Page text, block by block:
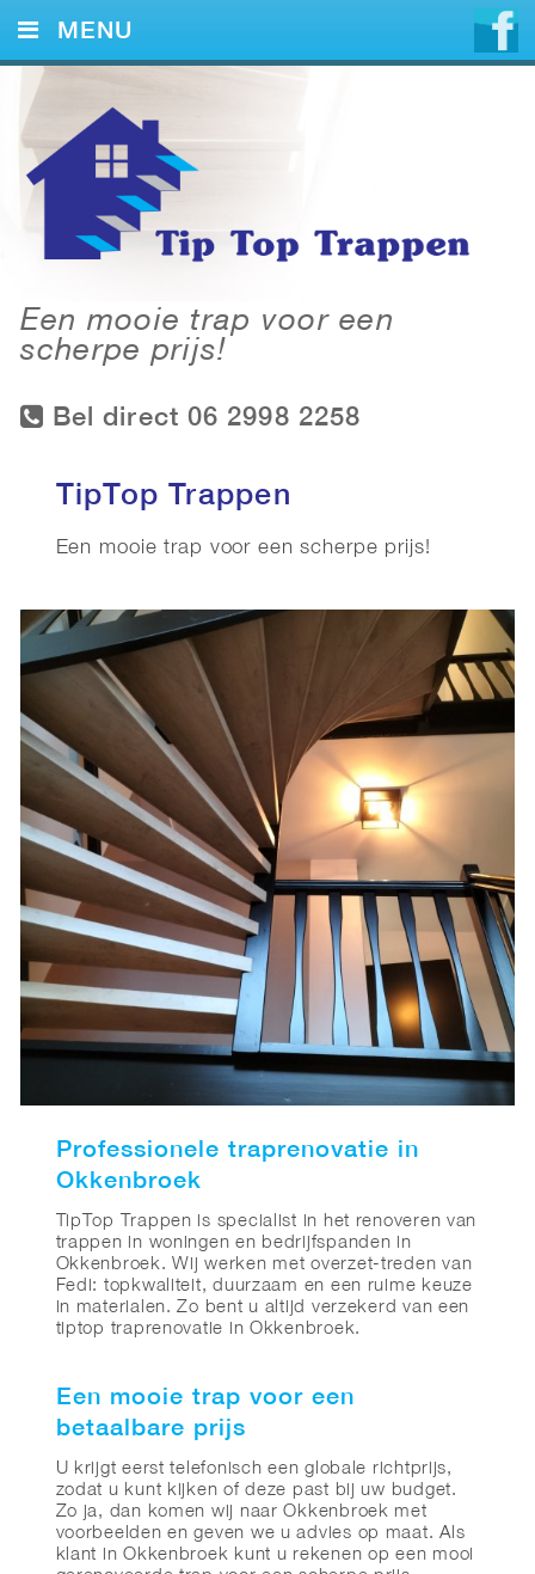
Een mooie trap voor een
scherpe prijs!
Bel direct 06 2998 2258
MENU
HOME
DIENSTEN
VOORBEELDEN
CONTACT
TipTop Trappen
Een mooie trap voor een scherpe prijs!
Professionele traprenovatie in
Okkenbroek
TipTop Trappen is specialist in het renoveren van
trappen in woningen en bedrijfspanden in
Okkenbroek. Wij werken met overzet-treden van
Fedi: topkwaliteit, duurzaam en een ruime keuze
in materialen. Zo bent u altijd verzekerd van een
tiptop traprenovatie in Okkenbroek.
Een mooie trap voor een
betaalbare prijs
U krijgt eerst telefonisch een globale richtprijs,
zodat u kunt kijken of deze past bij uw budget.
Zo ja, dan komen wij naar Okkenbroek met
voorbeelden en geven we u advies op maat. Als
klant in Okkenbroek kunt u rekenen op een mooi